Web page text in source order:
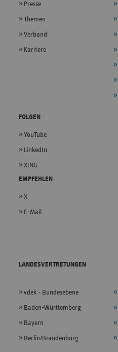
Presse
Themen
Verband
Karriere
FOLGEN
YouTube
LinkedIn
XING
EMPFEHLEN
X
E-Mail
LANDESVERTRETUNGEN
vdek - Bundesebene
Baden-Württemberg
Bayern
Berlin/Brandenburg